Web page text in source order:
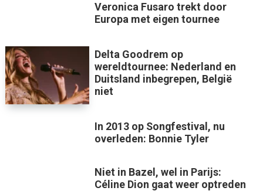
Veronica Fusaro trekt door
Europa met eigen tournee
Delta Goodrem op
wereldtournee: Nederland en
Duitsland inbegrepen, België
niet
In 2013 op Songfestival, nu
overleden: Bonnie Tyler
Niet in Bazel, wel in Parijs:
Céline Dion gaat weer optreden